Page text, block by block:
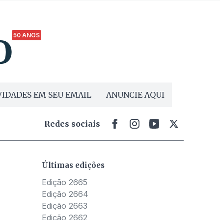
50 ANOS
EM SEU EMAIL ANUNCIE AQUI
Redes sociais
Últimas edições
Edição 2665
Edição 2664
Edição 2663
Edição 2662